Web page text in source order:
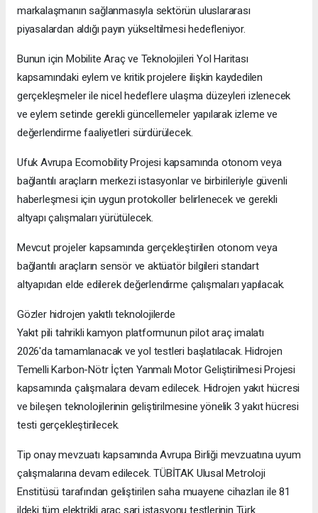
markalaşmanın sağlanmasıyla sektörün uluslararası
piyasalardan aldığı payın yükseltilmesi hedefleniyor.
Bunun için Mobilite Araç ve Teknolojileri Yol Haritası
kapsamındaki eylem ve kritik projelere ilişkin kaydedilen
gerçekleşmeler ile nicel hedeflere ulaşma düzeyleri izlenecek
ve eylem setinde gerekli güncellemeler yapılarak izleme ve
değerlendirme faaliyetleri sürdürülecek.
Ufuk Avrupa Ecomobility Projesi kapsamında otonom veya
bağlantılı araçların merkezi istasyonlar ve birbirileriyle güvenli
haberleşmesi için uygun protokoller belirlenecek ve gerekli
altyapı çalışmaları yürütülecek.
Mevcut projeler kapsamında gerçekleştirilen otonom veya
bağlantılı araçların sensör ve aktüatör bilgileri standart
altyapıdan elde edilerek değerlendirme çalışmaları yapılacak.
Gözler hidrojen yakıtlı teknolojilerde
Yakıt pili tahrikli kamyon platformunun pilot araç imalatı
2026'da tamamlanacak ve yol testleri başlatılacak. Hidrojen
Temelli Karbon-Nötr İçten Yanmalı Motor Geliştirilmesi Projesi
kapsamında çalışmalara devam edilecek. Hidrojen yakıt hücresi
ve bileşen teknolojilerinin geliştirilmesine yönelik 3 yakıt hücresi
testi gerçekleştirilecek.
Tip onay mevzuatı kapsamında Avrupa Birliği mevzuatına uyum
çalışmalarına devam edilecek. TÜBİTAK Ulusal Metroloji
Enstitüsü tarafından geliştirilen saha muayene cihazları ile 81
ildeki tüm elektrikli araç şarj istasyonu testlerinin Türk